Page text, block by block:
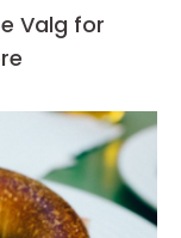
Valg for